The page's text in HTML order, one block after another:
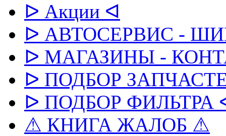
ᐅ Акции ᐊ
ᐅ АВТОСЕРВИС -
ᐅ МАГАЗИНЫ -
ᐅ ПОДБОР
ᐅ ПОДБОР ФИЛЬТРА
⚠ КНИГА ЖАЛОБ ⚠